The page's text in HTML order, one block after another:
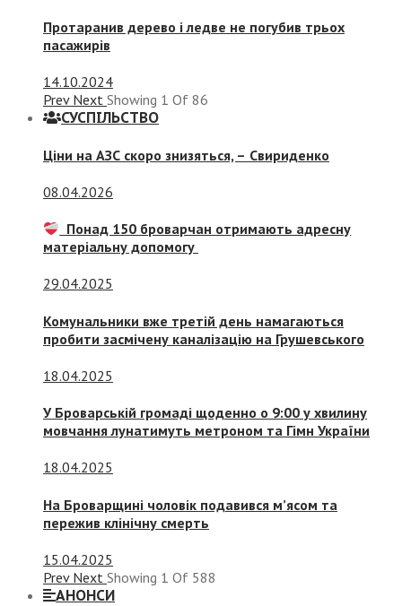
Протаранив дерево і ледве не погубив трьох
пасажирів
14.10.2024
Prev Next Showing 1 Of 86
СУСПIЛЬСТВО
Ціни на АЗС скоро знизяться, – Свириденко
08.04.2026
Понад 150 броварчан отримають адресну
матеріальну допомогу
29.04.2025
Комунальники вже третій день намагаються
пробити засмічену каналізацію на Грушевського
18.04.2025
У Броварській громаді щоденно о 9:00 у хвилину
мовчання лунатимуть метроном та Гімн України
18.04.2025
На Броварщині чоловік подавився м’ясом та
пережив клінічну смерть
15.04.2025
Prev Next Showing 1 Of 588
АНОНСИ